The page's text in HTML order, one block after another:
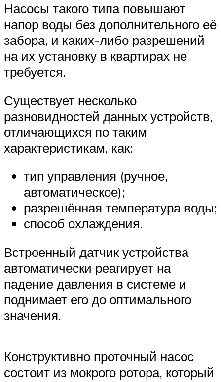
Насосы такого типа повышают
напор воды без дополнительного её
забора, и каких-либо разрешений
на их установку в квартирах не
требуется.
Существует несколько
разновидностей данных устройств,
отличающихся по таким
характеристикам, как:
тип управления (ручное,
автоматическое);
разрешённая температура воды;
способ охлаждения.
Встроенный датчик устройства
автоматически реагирует на
падение давления в системе и
поднимает его до оптимального
значения.
Конструктивно проточный насос
состоит из мокрого ротора, который